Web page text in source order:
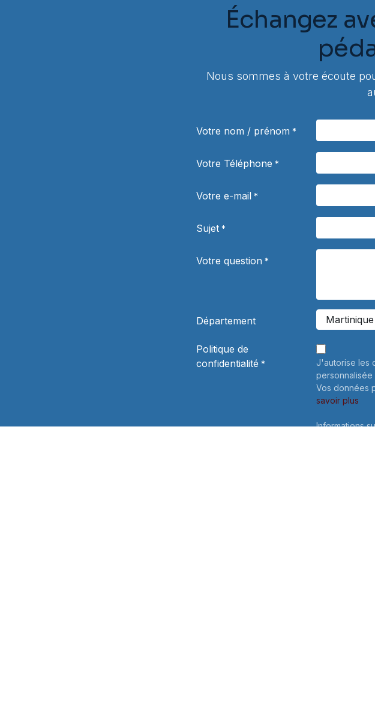
Échangez
Nous sommes à votre écoute
Votre nom / prénom *
Votre Téléphone *
Votre e-mail *
Sujet *
Votre question *
Département
Politique de
confidentialité *
J'autorise les
Vos données
savoir plus
Informations